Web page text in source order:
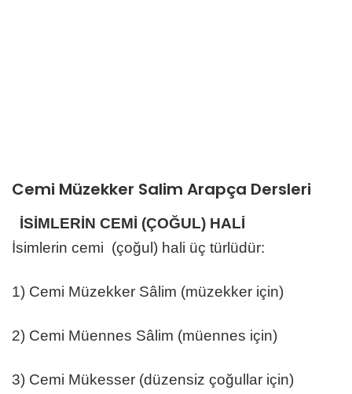
Cemi Müzekker Salim Arapça Dersleri
İSİMLERİN CEMİ (ÇOĞUL) HALİ
İsimlerin cemi (çoğul) hali üç türlüdür:
1) Cemi Müzekker Sâlim (müzekker için)
2) Cemi Müennes Sâlim (müennes için)
3) Cemi Mükesser (düzensiz çoğullar için)